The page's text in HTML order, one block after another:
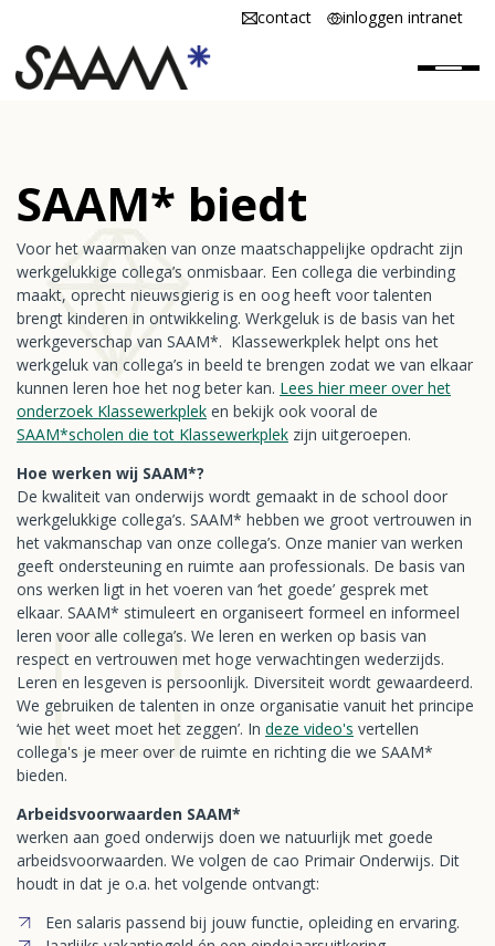
contact inloggen intranet
SAAM* is
SAAM* werken
SAAM* scholen
Vacatures
SAAM* biedt
Voor het waarmaken van onze maatschappelijke opdracht zijn
werkgelukkige collega’s onmisbaar. Een collega die verbinding
maakt, oprecht nieuwsgierig is en oog heeft voor talenten
brengt kinderen in ontwikkeling. Werkgeluk is de basis van het
werkgeverschap van SAAM*. Klassewerkplek helpt ons het
werkgeluk van collega’s in beeld te brengen zodat we van elkaar
kunnen leren hoe het nog beter kan. Lees hier meer over het
onderzoek Klassewerkplek en bekijk ook vooral de
SAAM*scholen die tot Klassewerkplek zijn uitgeroepen.
Hoe werken wij SAAM*?
De kwaliteit van onderwijs wordt gemaakt in de school door
werkgelukkige collega’s. SAAM* hebben we groot vertrouwen in
het vakmanschap van onze collega’s. Onze manier van werken
geeft ondersteuning en ruimte aan professionals. De basis van
ons werken ligt in het voeren van ‘het goede’ gesprek met
elkaar. SAAM* stimuleert en organiseert formeel en informeel
leren voor alle collega’s. We leren en werken op basis van
respect en vertrouwen met hoge verwachtingen wederzijds.
Leren en lesgeven is persoonlijk. Diversiteit wordt gewaardeerd.
We gebruiken de talenten in onze organisatie vanuit het principe
‘wie het weet moet het zeggen’. In deze video's vertellen
collega's je meer over de ruimte en richting die we SAAM*
bieden.
Arbeidsvoorwaarden SAAM*
werken aan goed onderwijs doen we natuurlijk met goede
arbeidsvoorwaarden. We volgen de cao Primair Onderwijs. Dit
houdt in dat je o.a. het volgende ontvangt:
Een salaris passend bij jouw functie, opleiding en ervaring.